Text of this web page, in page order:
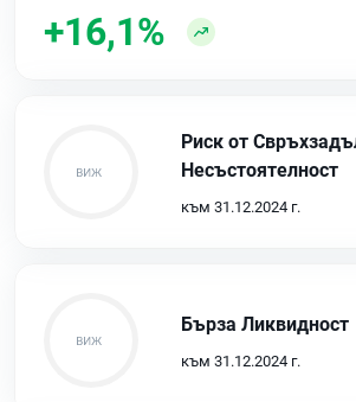
+16,1%
Риск от
Несъстоятелност
към 31.12.2024 г.
Бърза Ликвидност
към 31.12.2024 г.